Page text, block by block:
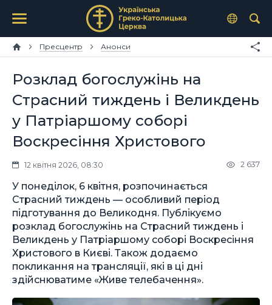
Пресцентр Анонси
Розклад богослужінь на
Страсний тиждень і Великдень
у Патріаршому соборі
Воскресіння Христового
12 квітня 2026, 08:30 2 637
У понеділок, 6 квітня, розпочинається
Страсний тиждень — особливий період
підготування до Великодня. Публікуємо
розклад богослужінь на Страсний тиждень і
Великдень у Патріаршому соборі Воскресіння
Христового в Києві. Також додаємо
покликання на трансляції, які в ці дні
здійснюватиме «Живе телебачення».